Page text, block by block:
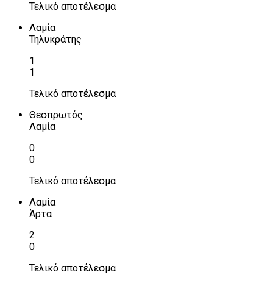
Τελικό αποτέλεσμα
Λαμία
Τηλυκράτης
1
1
Τελικό αποτέλεσμα
Θεσπρωτός
Λαμία
0
0
Τελικό αποτέλεσμα
Λαμία
Άρτα
2
0
Τελικό αποτέλεσμα